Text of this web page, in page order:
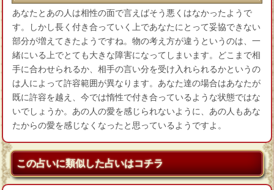
あなたとあの人は相性の面で言えばそう悪くはなかったようで
す。しかし長く付き合っていく上であなたにとって妥協できない
部分が増えてきたようですね。物の考え方が違うというのは、一
緒にいる上でとても大きな障害になってしまいます。どこまで相
手に合わせられるか、相手の言い分を受け入れられるかというの
は人によって許容範囲が異なります。あなた達の場合はあなたが
既に許容を越え、今では惰性で付き合っているような状態ではな
いでしょうか。あの人の愛を感じられないように、あの人もあな
たからの愛を感じなくなったと思っているようですよ。
この占いに類似した占いはコチラ